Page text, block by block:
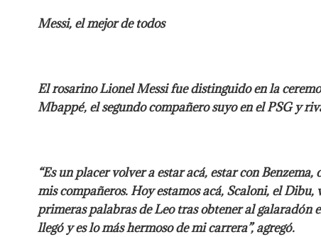
Messi, el mejor de todos
El rosarino Lionel Messi fue distinguido en la
Mbappé, el segundo compañero suyo en el PSG y
“Es un placer volver a estar acá, estar con
mis compañeros. Hoy estamos acá, Scaloni, el
primeras palabras de Leo tras obtener al galaradón
llegó y es lo más hermoso de mi carrera”, agregó.